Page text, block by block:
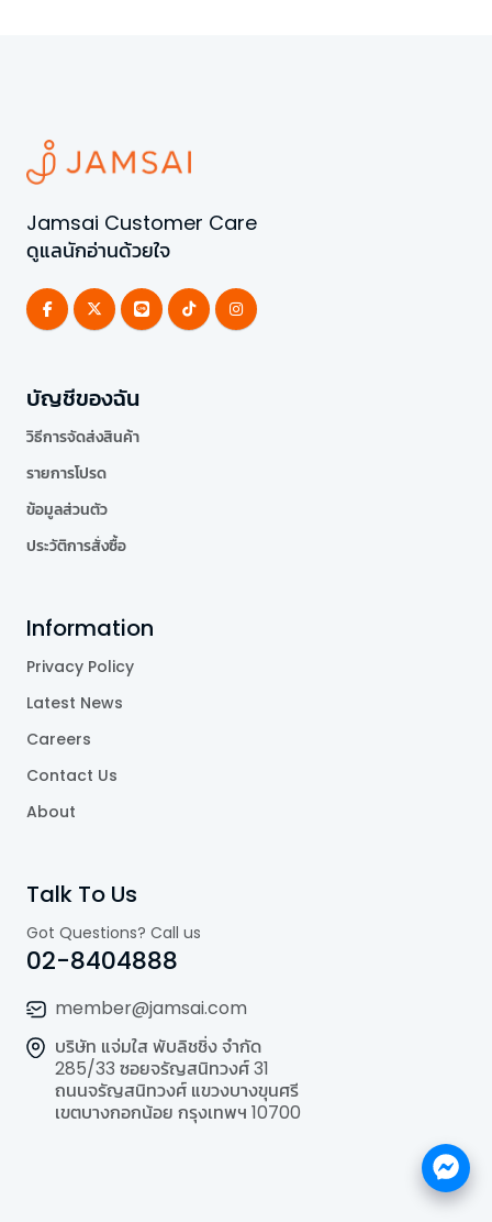
Jamsai Customer Care
ดูแลนักอ่านด้วยใจ
บัญชีของฉัน
วิธีการจัดส่งสินค้า
รายการโปรด
ข้อมูลส่วนตัว
ประวัติการสั่งซื้อ
Information
Privacy Policy
Latest News
Careers
Contact Us
About
Talk To Us
Got Questions? Call us
02-8404888
member@jamsai.com
บริษัท แจ่มใส พับลิชชิ่ง จำกัด
285/33 ซอยจรัญสนิทวงศ์ 31
ถนนจรัญสนิทวงศ์ แขวงบางขุนศรี
เขตบางกอกน้อย กรุงเทพฯ 10700